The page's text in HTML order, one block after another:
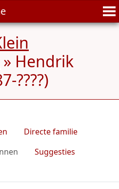
» Hendrik
????)
Directe familie
Suggesties